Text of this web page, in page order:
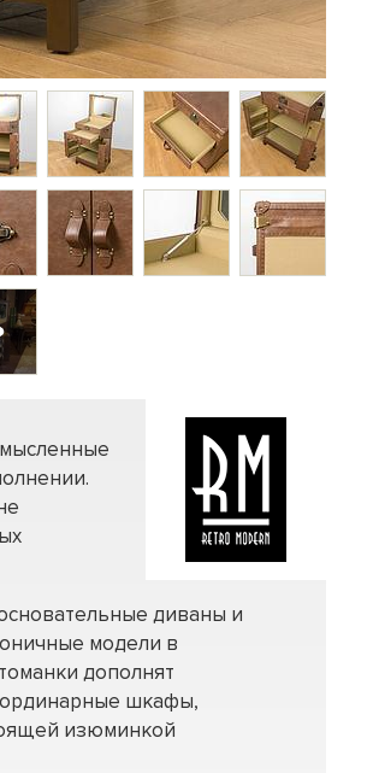
диваны и
модели в
дополнят
шкафы,
изюминкой